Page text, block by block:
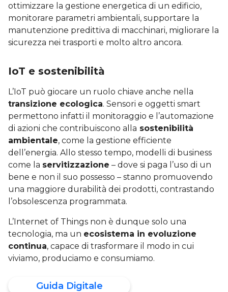
ottimizzare la gestione energetica di un edificio,
monitorare parametri ambientali, supportare la
manutenzione predittiva di macchinari, migliorare la
sicurezza nei trasporti e molto altro ancora.
IoT e sostenibilità
L’IoT può giocare un ruolo chiave anche nella
transizione ecologica. Sensori e oggetti smart
permettono infatti il monitoraggio e l’automazione
di azioni che contribuiscono alla sostenibilità
ambientale, come la gestione efficiente
dell’energia. Allo stesso tempo, modelli di business
come la servitizzazione – dove si paga l’uso di un
bene e non il suo possesso – stanno promuovendo
una maggiore durabilità dei prodotti, contrastando
l’obsolescenza programmata.
L’Internet of Things non è dunque solo una
tecnologia, ma un ecosistema in evoluzione
continua, capace di trasformare il modo in cui
viviamo, produciamo e consumiamo.
Guida Digitale